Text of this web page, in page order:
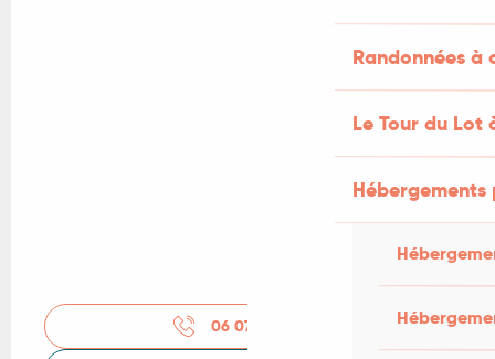
Randonnées
Le Tour du Lot
06 07 87 91